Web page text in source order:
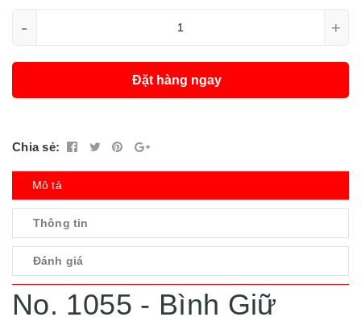
- +
Đặt hàng ngay
Chia sẻ:
Mô tả
Thông tin
Đánh giá
No. 1055 - Bình Giữ